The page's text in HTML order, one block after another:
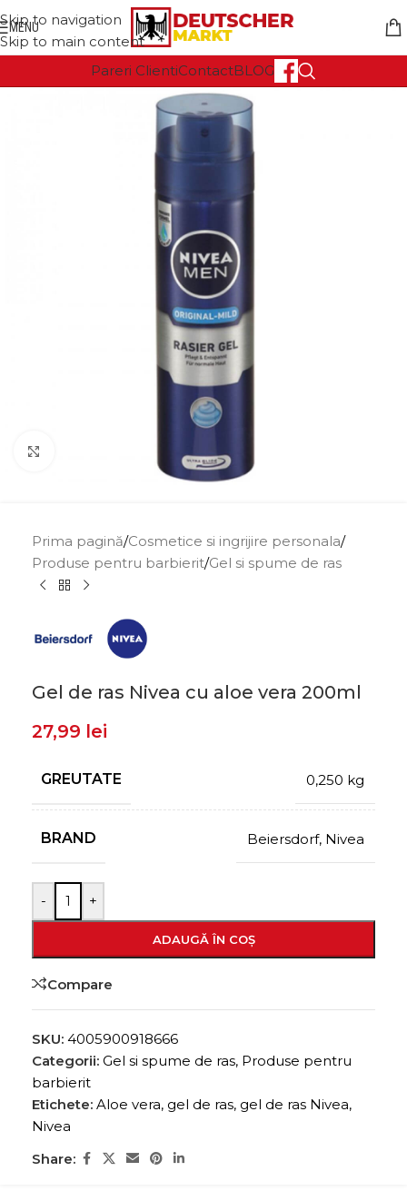
Skip to navigation
Skip to main content
MENU
Pareri ClientiContactBLOG
Prima pagină/Cosmetice si ingrijire personala/
Produse pentru barbierit/Gel si spume de ras
Gel de ras Nivea cu aloe vera 200ml
27,99 lei
GREUTATE 0,250 kg
BRAND Beiersdorf, Nivea
- +
ADAUGĂ ÎN COȘ
Compare
SKU: 4005900918666
Categorii: Gel si spume de ras, Produse pentru
barbierit
Etichete: Aloe vera, gel de ras, gel de ras Nivea,
Nivea
Share: